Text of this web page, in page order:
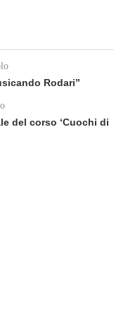
Rodari”
del corso ‘Cuochi di